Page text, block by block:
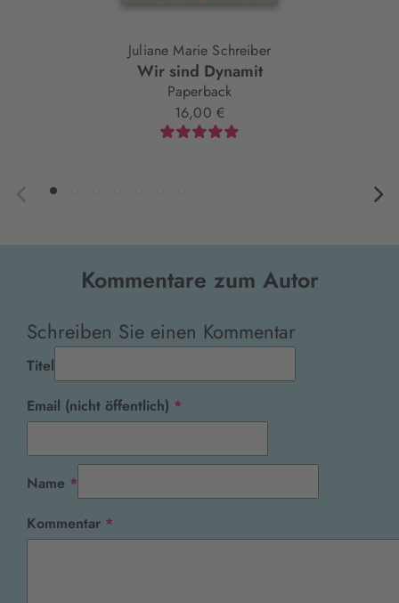
Juliane Marie Schreiber
Wir sind Dynamit
Paperback
16,00 €
Kommentare zum Autor
Schreiben Sie einen Kommentar
Titel
Email (nicht öffentlich) *
Name *
Kommentar *